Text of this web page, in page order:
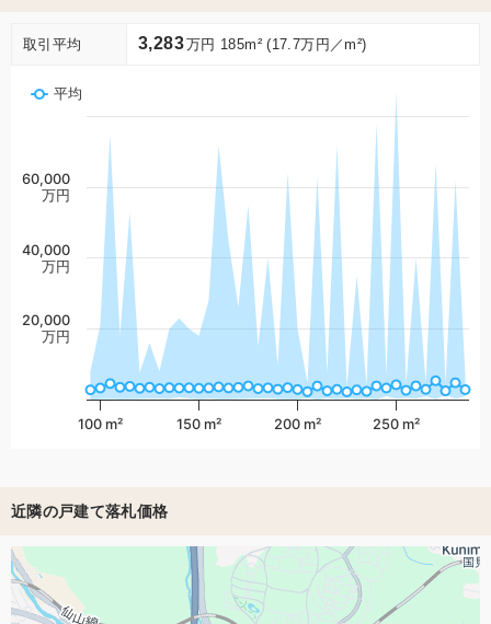
取引平均 3,283万円 185m² (17.7万円／m²)
平均
100 m² 150 m² 200 m² 250 m²
20,000
万円
40,000
万円
60,000
万円
近隣の戸建て落札価格